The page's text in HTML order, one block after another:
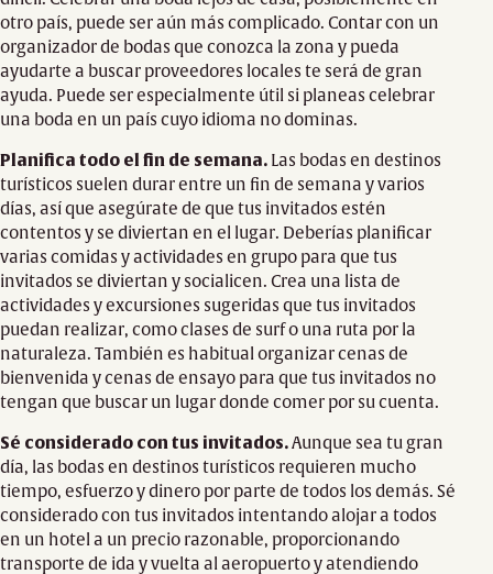
otro país, puede ser aún más complicado. Contar con un
organizador de bodas que conozca la zona y pueda
ayudarte a buscar proveedores locales te será de gran
ayuda. Puede ser especialmente útil si planeas celebrar
una boda en un país cuyo idioma no dominas.
Planifica todo el fin de semana. Las bodas en destinos
turísticos suelen durar entre un fin de semana y varios
días, así que asegúrate de que tus invitados estén
contentos y se diviertan en el lugar. Deberías planificar
varias comidas y actividades en grupo para que tus
invitados se diviertan y socialicen. Crea una lista de
actividades y excursiones sugeridas que tus invitados
puedan realizar, como clases de surf o una ruta por la
naturaleza. También es habitual organizar cenas de
bienvenida y cenas de ensayo para que tus invitados no
tengan que buscar un lugar donde comer por su cuenta.
Sé considerado con tus invitados.Aunque sea tu gran
día, las bodas en destinos turísticos requieren mucho
tiempo, esfuerzo y dinero por parte de todos los demás. Sé
considerado con tus invitados intentando alojar a todos
en un hotel a un precio razonable, proporcionando
transporte de ida y vuelta al aeropuerto y atendiendo